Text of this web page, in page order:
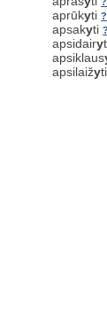
aprūkyti?
apsakyti?
apsidairy
apsiklaus
apsilaižy